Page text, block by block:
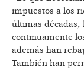
impuestos a los
últimas décadas,
continuamente
además han
También han